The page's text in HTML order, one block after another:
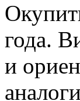
года.
и